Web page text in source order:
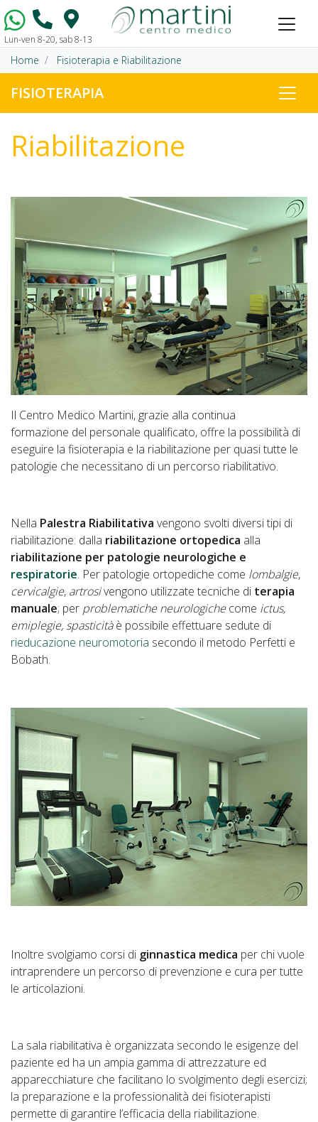
Vai al contenuto
Lun-ven 8-20, sab 8-13
Home Fisioterapia e Riabilitazione
FISIOTERAPIA
Riabilitazione
Il Centro Medico Martini, grazie alla continua
formazione del personale qualificato, offre la possibilità di
eseguire la fisioterapia e la riabilitazione per quasi tutte le
patologie che necessitano di un percorso riabilitativo.
Nella Palestra Riabilitativa vengono svolti diversi tipi di
riabilitazione: dalla riabilitazione ortopedica alla
riabilitazione per patologie neurologiche e
respiratorie. Per patologie ortopediche come lombalgie,
cervicalgie, artrosivengono utilizzate tecniche di terapia
manuale; per problematiche neurologichecome ictus,
emiplegie, spasticitàè possibile effettuare sedute di
rieducazione neuromotoria secondo il metodo Perfetti e
Bobath.
Inoltre svolgiamo corsi di ginnastica medica per chi vuole
intraprendere un percorso di prevenzione e cura per tutte
le articolazioni.
La sala riabilitativa è organizzata secondo le esigenze del
paziente ed ha un ampia gamma di attrezzature ed
apparecchiature che facilitano lo svolgimento degli esercizi;
la preparazione e la professionalità dei fisioterapisti
permette di garantire l’efficacia della riabilitazione.